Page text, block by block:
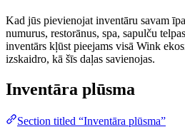
Kad jūs pievienojat inventāru savam
numurus, restorānus, spa, sapulču
inventārs kļūst pieejams visā Wink
izskaidro, kā šīs daļas savienojas.
Inventāra plūsma
Section titled “Inventāra plūsma”